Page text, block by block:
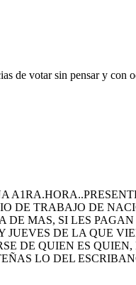
de votar sin pensar y
DE TRABAJO DE
DE MAS, SI LES
JUEVES DE LA QUE
DE QUIEN ES
LO DEL